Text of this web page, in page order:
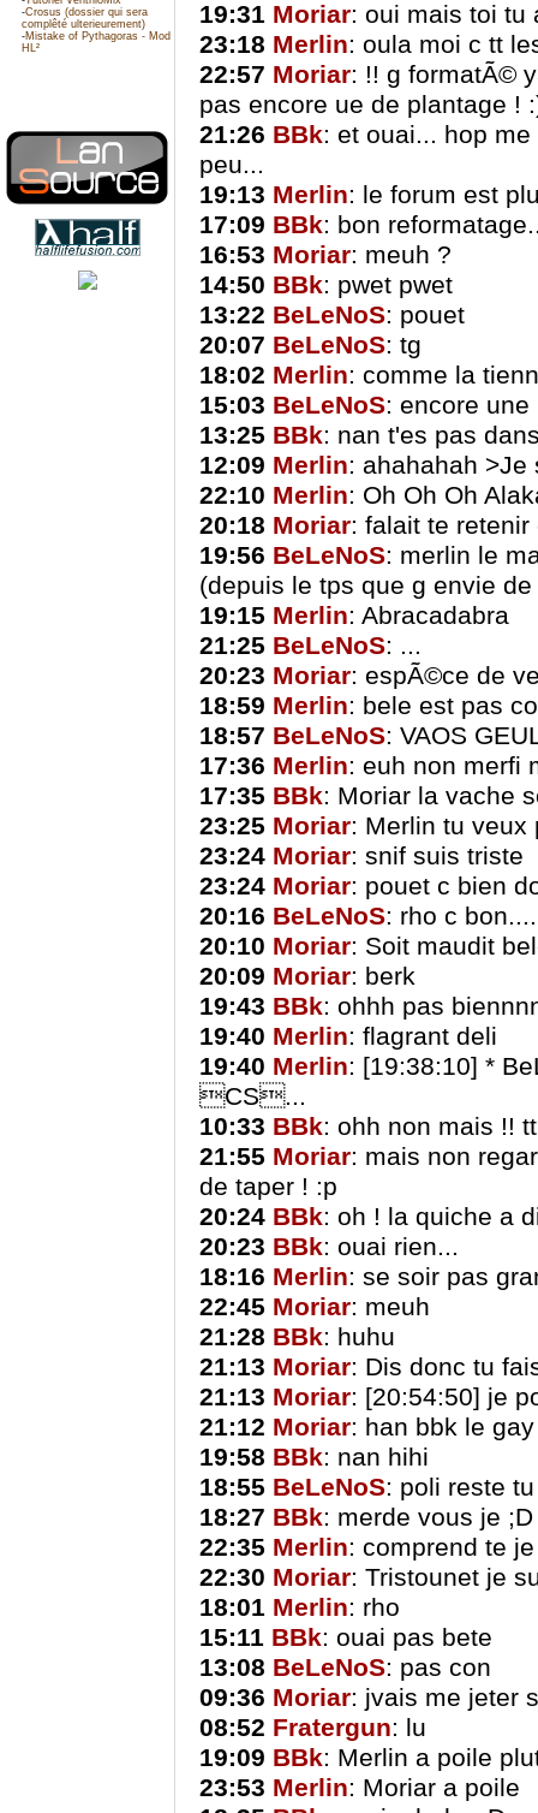
-Crosus (dossier qui sera
complêté ulterieurement)
-Mistake of Pythagoras - Mod
HL²
19:31 Moriar: oui mais toi tu
23:18 Merlin: oula moi c tt
22:57 Moriar: !! g formatÃ©
pas encore ue de plantage !
21:26 BBk: et ouai... hop
peu...
19:13 Merlin: le forum est
17:09 BBk: bon
16:53 Moriar: meuh ?
14:50 BBk: pwet pwet
13:22 BeLeNoS: pouet
20:07 BeLeNoS: tg
18:02 Merlin: comme la
15:03 BeLeNoS: encore
13:25 BBk: nan t'es pas
12:09 Merlin: ahahahah >Je
22:10 Merlin: Oh Oh Oh
20:18 Moriar: falait te
19:56 BeLeNoS: merlin le
(depuis le tps que g envie
19:15 Merlin: Abracadabra
21:25 BeLeNoS: ...
20:23 Moriar: espÃ©ce de
18:59 Merlin: bele est pas
18:57 BeLeNoS: VAOS
17:36 Merlin: euh non merfi
17:35 BBk: Moriar la vache
23:25 Moriar: Merlin tu
23:24 Moriar: snif suis triste
23:24 Moriar: pouet c bien
20:16 BeLeNoS: rho c bon....
20:10 Moriar: Soit maudit
20:09 Moriar: berk
19:43 BBk: ohhh pas
19:40 Merlin: flagrant deli
19:40 Merlin: [19:38:10] *
CS...
10:33 BBk: ohh non mais !!
21:55 Moriar: mais non
de taper ! :p
20:24 BBk: oh ! la quiche a
20:23 BBk: ouai rien...
18:16 Merlin: se soir pas
22:45 Moriar: meuh
21:28 BBk: huhu
21:13 Moriar: Dis donc tu
21:13 Moriar: [20:54:50] je
21:12 Moriar: han bbk le
19:58 BBk: nan hihi
18:55 BeLeNoS: poli reste tu
18:27 BBk: merde vous je ;D
22:35 Merlin: comprend te je
22:30 Moriar: Tristounet je
18:01 Merlin: rho
15:11 BBk: ouai pas bete
13:08 BeLeNoS: pas con
09:36 Moriar: jvais me jeter
08:52 Fratergun: lu
19:09 BBk: Merlin a poile
23:53 Merlin: Moriar a poile